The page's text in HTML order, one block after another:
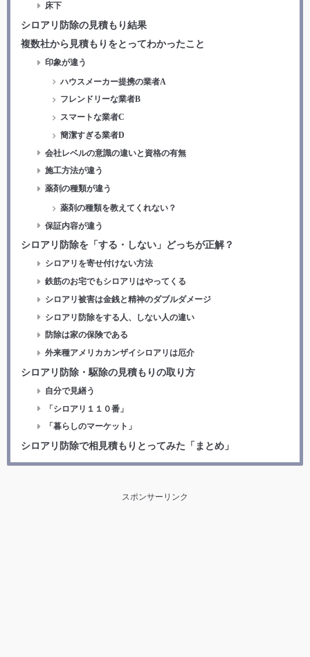
床下
シロアリ防除の見積もり結果
複数社から見積もりをとってわかったこと
印象が違う
ハウスメーカー提携の業者A
フレンドリーな業者B
スマートな業者C
簡潔すぎる業者D
会社レベルの意識の違いと資格の有無
施工方法が違う
薬剤の種類が違う
薬剤の種類を教えてくれない？
保証内容が違う
シロアリ防除を「する・しない」どっちが正解？
シロアリを寄せ付けない方法
鉄筋のお宅でもシロアリはやってくる
シロアリ被害は金銭と精神のダブルダメージ
シロアリ防除をする人、しない人の違い
防除は家の保険である
外来種アメリカカンザイシロアリは厄介
シロアリ防除・駆除の見積もりの取り方
自分で見繕う
「シロアリ１１０番」
「暮らしのマーケット」
シロアリ防除で相見積もりとってみた「まとめ」
スポンサーリンク